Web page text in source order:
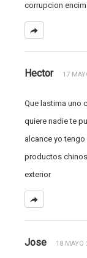
corrupcion
Hector 17
Que lastima uno
quiere nadie te
alcance yo
productos
exterior
Jose 18 MAYO